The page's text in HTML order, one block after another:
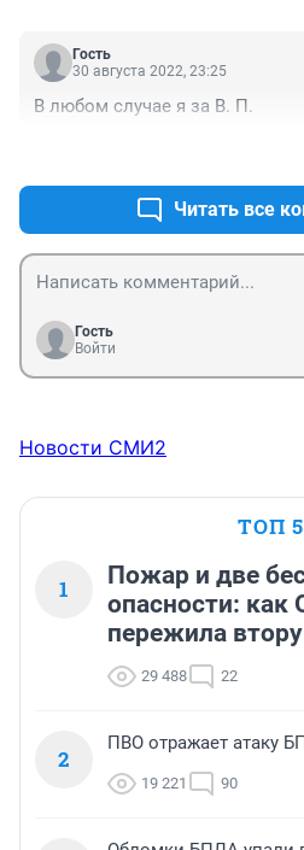
Гость
30 августа 2022, 23:25
В любом случае я за В. П.
Читать все
Гость
Войти
Новости СМИ2
ТОП 5
1
Пожар и две
опасности: как
пережила
29 488 22
2
ПВО отражает атаку
19 221 90